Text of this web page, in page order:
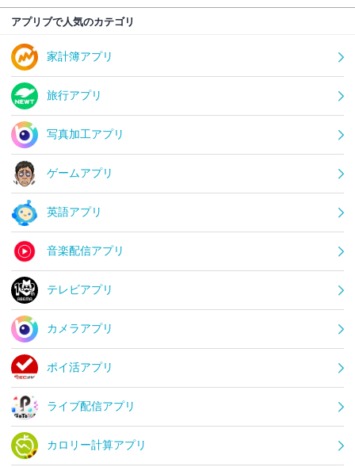
アプリブで人気のカテゴリ
家計簿アプリ
旅行アプリ
写真加工アプリ
ゲームアプリ
英語アプリ
音楽配信アプリ
テレビアプリ
カメラアプリ
ポイ活アプリ
ライブ配信アプリ
カロリー計算アプリ